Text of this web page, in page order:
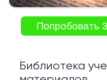
Попробовать
Библиотека